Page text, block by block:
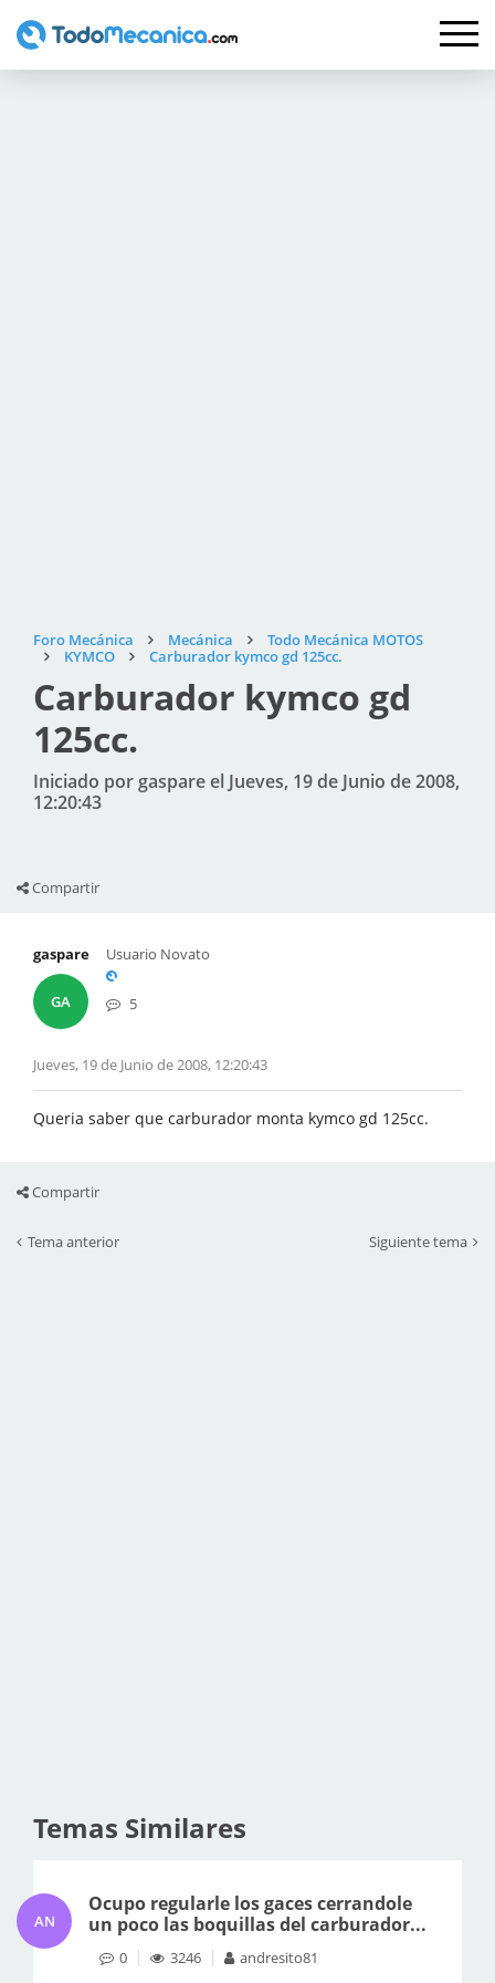
Foro Mecánica Mecánica
Todo Mecánica MOTOS
KYMCO
Carburador kymco gd 125cc.
Carburador kymco gd
125cc.
Iniciado por gaspare el Jueves, 19 de Junio de 2008,
12:20:43
Compartir
gaspare
GA
Usuario Novato
5
Jueves, 19 de Junio de 2008, 12:20:43
Queria saber que carburador monta kymco gd 125cc.
Compartir
Tema anterior Siguiente tema
Temas Similares
AN
Ocupo regularle los gaces cerrandole
un poco las boquillas del carburador...
0 3246 andresito81